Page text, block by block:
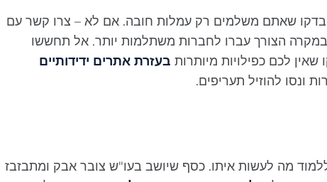
שאתם משלמים רק עמלות חובה. אם לא – צרו קשר עם
הצורך עברו לחברות משתלמות יותר. אל תחששו
לכם כפילויות מיותרות בעזרת אתרים ידידותיים
ונסו להוזיל תעריפים.
מה לעשות איתו. כסף שיושב בעו"ש צובר אבק ומתבזבז